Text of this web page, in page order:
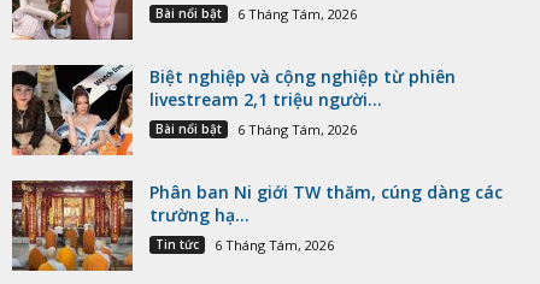
Bài nổi bật 6 Tháng Tám, 2026
Biệt nghiệp và cộng nghiệp từ phiên
livestream 2,1 triệu người...
Bài nổi bật 6 Tháng Tám, 2026
Phân ban Ni giới TW thăm, cúng dàng các
trường hạ...
Tin tức 6 Tháng Tám, 2026